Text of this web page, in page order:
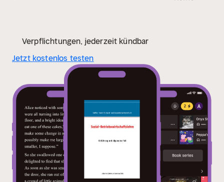
Verpflichtungen, jederzeit kündbar
Jetzt kostenlos testen